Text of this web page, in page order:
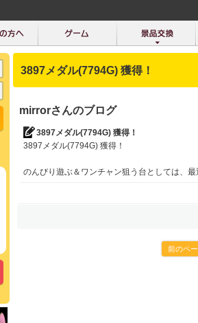
3897メダル(7794G) 獲得！
mirrorさんのブログ
3897メダル(7794G) 獲得！
3897メダル(7794G) 獲得！
のんびり遊ぶ＆ワンチャン狙う台としては、最
前のペ